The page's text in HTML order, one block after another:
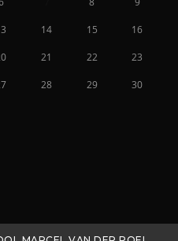
14 15 16
21 22 23
28 29 30